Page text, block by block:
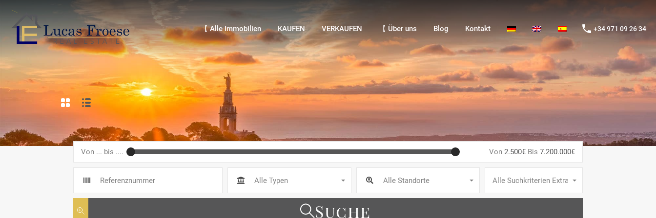
【 Alle Immobilien VERKAUFEN
【 Alle Immobilien
KAUFEN VERKAUFEN 【 Über uns Blog Kontakt +34 971 09 26 34
Von ... bis .... Von 2.500€ Bis 7.200.000€
Alle Typen Alle Standorte Alle Suchkriterien Extras
Suche